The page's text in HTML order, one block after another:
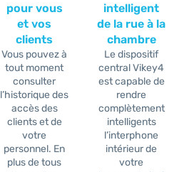
pour vous
et vos
clients
Vous pouvez à
tout moment
consulter
l’historique des
accès des
clients et de
votre
personnel. En
plus de tous
intelligent
de la rue à la
chambre
Le dispositif
central Vikey4
est capable de
rendre
complètement
intelligents
l’interphone
intérieur de
votre